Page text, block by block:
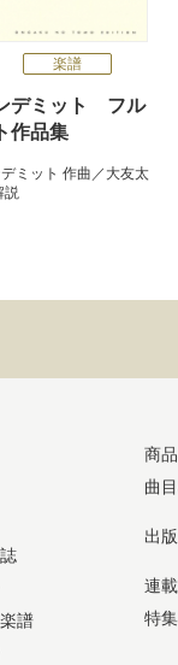
楽譜
デミット フル
作品集
ミット 作曲／ 大友太
説
譜
商
曲
出
連
特